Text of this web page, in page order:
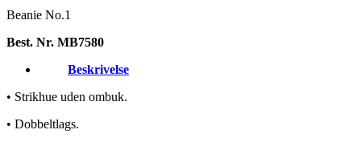
Beanie No.1
Best. Nr. MB7580
Beskrivelse
• Strikhue uden ombuk.
• Dobbeltlags.